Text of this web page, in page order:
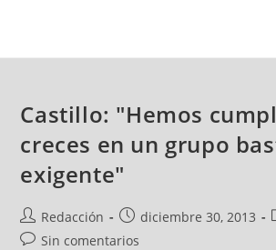
Castillo: "Hemos
creces en un grupo
exigente"
Redacción diciembre 30, 2013
Sin comentarios